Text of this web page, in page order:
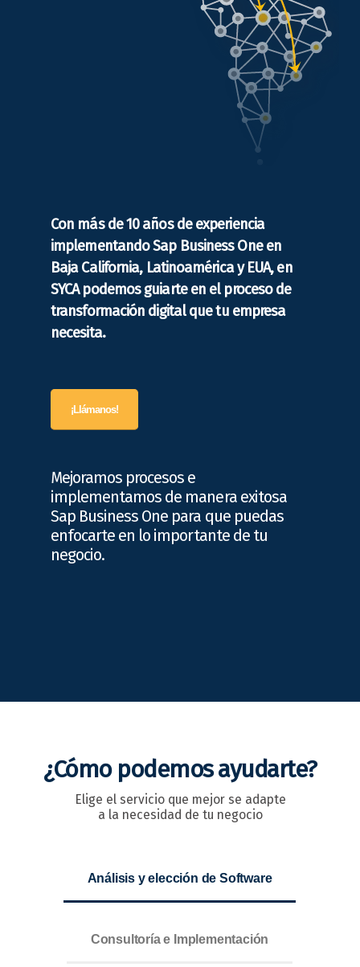
Con más de 10 años de experiencia
implementando Sap Business One en
Baja California, Latinoamérica y EUA, en
SYCA podemos guiarte en el proceso de
transformación digital que tu empresa
necesita.
¡Llámanos!
Mejoramos procesos e
implementamos de manera exitosa
Sap Business One para que puedas
enfocarte en lo importante de tu
negocio.
¿Cómo podemos ayudarte?
Elige el servicio que mejor se adapte
a la necesidad de tu negocio
Análisis y elección de Software
Consultoría e Implementación